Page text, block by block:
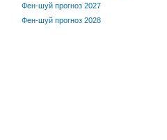
Фен-шуй прогноз 2027
Фен-шуй прогноз 2028